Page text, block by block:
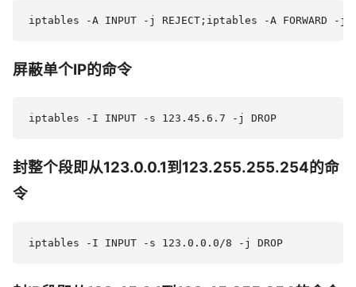
屏蔽单个IP的命令
封整个段即从123.0.0.1到123.255.255.254的命
令